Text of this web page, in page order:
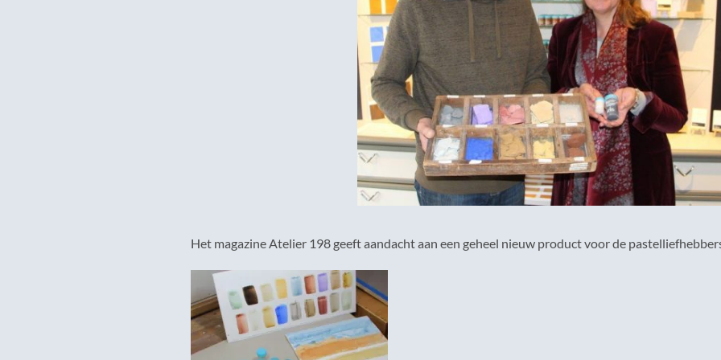
Het magazine Atelier 198 geeft aandacht aan een geheel nieuw product voor de